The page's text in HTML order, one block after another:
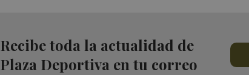
Recibe toda la actualidad de
Plaza Deportiva en tu correo